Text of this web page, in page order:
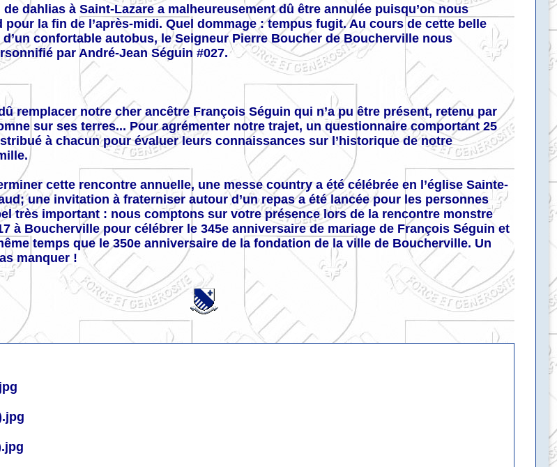
dahlias à Saint-Lazare a malheureusement dû être annulée puisqu’on nous
pour la fin de l’après-midi. Quel dommage : tempus fugit. Au cours de cette belle
confortable autobus, le Seigneur Pierre Boucher de Boucherville nous
par André-Jean Séguin #027.
remplacer notre cher ancêtre François Séguin qui n’a pu être présent, retenu par
sur ses terres... Pour agrémenter notre trajet, un questionnaire comportant 25
à chacun pour évaluer leurs connaissances sur l’historique de notre
cette rencontre annuelle, une messe country a été célébrée en l’église Sainte-
une invitation à fraterniser autour d’un repas a été lancée pour les personnes
très important : nous comptons sur votre présence lors de la rencontre monstre
à Boucherville pour célébrer le 345e anniversaire de mariage de François Séguin et
temps que le 350e anniversaire de la fondation de la ville de Boucherville. Un
manquer !